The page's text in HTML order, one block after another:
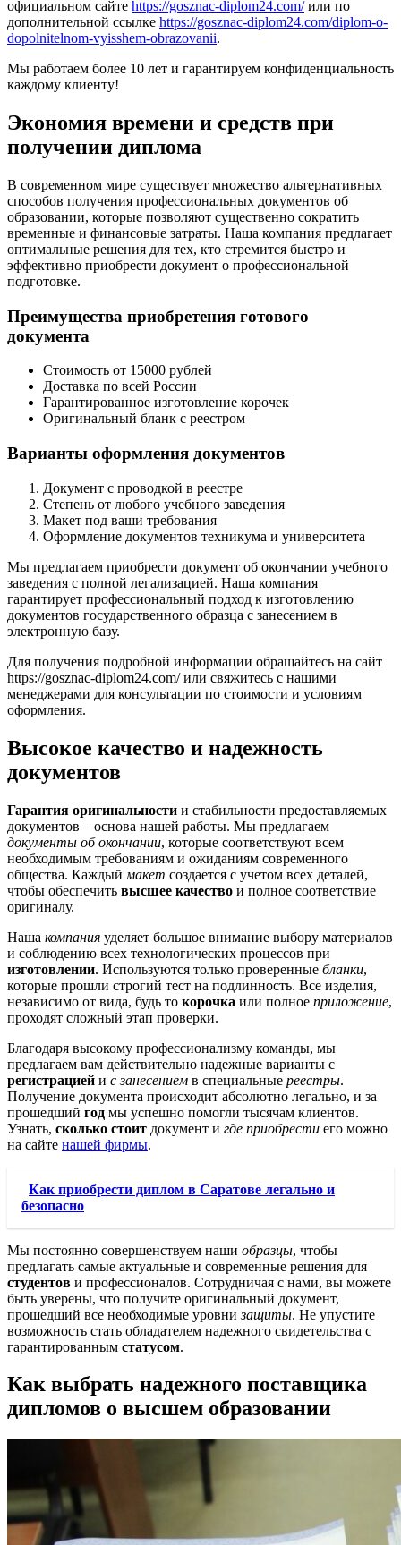
официальном сайте https://gosznac-diplom24.com/или по
дополнительной ссылке https://gosznac-diplom24.com/diplom-o-
dopolnitelnom-vyisshem-obrazovanii.
Мы работаем более 10 лет и гарантируем конфиденциальность
каждому клиенту!
Экономия времени и средств при
получении диплома
В современном мире существует множество альтернативных
способов получения профессиональных документов об
образовании, которые позволяют существенно сократить
временные и финансовые затраты. Наша компания предлагает
оптимальные решения для тех, кто стремится быстро и
эффективно приобрести документ о профессиональной
подготовке.
Преимущества приобретения готового
документа
Стоимость от 15000 рублей
Доставка по всей России
Гарантированное изготовление корочек
Оригинальный бланк с реестром
Варианты оформления документов
Документ с проводкой в реестре
Степень от любого учебного заведения
Макет под ваши требования
Оформление документов техникума и университета
Мы предлагаем приобрести документ об окончании учебного
заведения с полной легализацией. Наша компания
гарантирует профессиональный подход к изготовлению
документов государственного образца с занесением в
электронную базу.
Для получения подробной информации обращайтесь на сайт
https://gosznac-diplom24.com/ или свяжитесь с нашими
менеджерами для консультации по стоимости и условиям
оформления.
Высокое качество и надежность
документов
Гарантия оригинальности и стабильности предоставляемых
документов – основа нашей работы. Мы предлагаем
документы об окончании, которые соответствуют всем
необходимым требованиям и ожиданиям современного
общества. Каждый макет создается с учетом всех деталей,
чтобы обеспечить высшее качество и полное соответствие
оригиналу.
Наша компания уделяет большое внимание выбору материалов
и соблюдению всех технологических процессов при
изготовлении. Используются только проверенные бланки,
которые прошли строгий тест на подлинность. Все изделия,
независимо от вида, будь то корочка или полное приложение,
проходят сложный этап проверки.
Благодаря высокому профессионализму команды, мы
предлагаем вам действительно надежные варианты с
регистрацией и с занесением в специальные реестры.
Получение документа происходит абсолютно легально, и за
прошедший год мы успешно помогли тысячам клиентов.
Узнать, сколько стоит документ и где приобрести его можно
на сайте нашей фирмы.
Как приобрести диплом в Саратове легально и
безопасно
Мы постоянно совершенствуем наши образцы, чтобы
предлагать самые актуальные и современные решения для
студентов и профессионалов. Сотрудничая с нами, вы можете
быть уверены, что получите оригинальный документ,
прошедший все необходимые уровнизащиты. Не упустите
возможность стать обладателем надежного свидетельства с
гарантированным статусом.
Как выбрать надежного поставщика
дипломов о высшем образовании